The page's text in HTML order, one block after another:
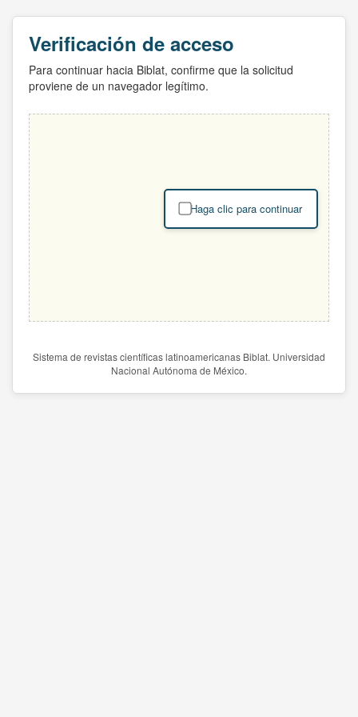
Verificación de acceso
Para continuar hacia Biblat, confirme que la solicitud
proviene de un navegador legítimo.
Haga clic para continuar
Sistema de revistas científicas latinoamericanas Biblat. Universidad
Nacional Autónoma de México.